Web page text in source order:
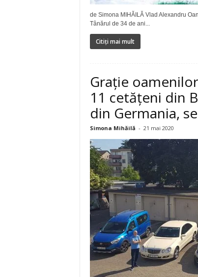
de Simona MIHĂILĂ Vlad Alexandru
Tânărul de 34 de ani...
Citiți mai mult
Grație
11 cetățeni din
din Germania,
Simona Mihăilă - 21 mai 2020